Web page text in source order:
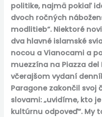
politike, najmä pokiaľ
dvoch ročných
modlitieb“. Niektoré
dva hlavné islamské
nocou a Vianocami a
muezzína na Piazza del
včerajšom vydaní
Paragone zakončil
slovami: „uvidíme, kto
kultúrnu odpoveď“. My